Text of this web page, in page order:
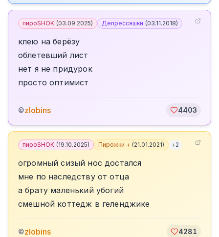
пироSHOK (03.09.2025) Депрессяшки (03.11.2018)
клею на берёзу
облетевший лист
нет я не придурок
просто оптимист
©zlobins 4403
пироSHOK (19.10.2025) Пирожки + (21.01.2021) +2
огромный сизый нос достался
мне по наследству от отца
а брату маленький убогий
смешной коттедж в геленджике
©zlobins 4281